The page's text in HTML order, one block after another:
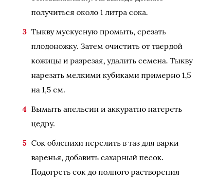
получиться около 1 литра сока.
Тыкву мускусную промыть, срезать
плодоножку. Затем очистить от твердой
кожицы и разрезая, удалить семена. Тыкву
нарезать мелкими кубиками примерно 1,5
на 1,5 см.
Вымыть апельсин и аккуратно натереть
цедру.
Сок облепихи перелить в таз для варки
варенья, добавить сахарный песок.
Подогреть сок до полного растворения